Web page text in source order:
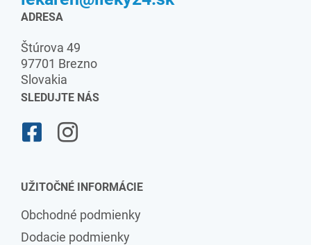
ADRESA
Štúrova 49
97701 Brezno
Slovakia
SLEDUJTE NÁS
UŽITOČNÉ INFORMÁCIE
Obchodné podmienky
Dodacie podmienky